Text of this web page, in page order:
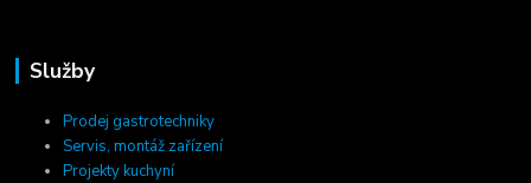
Služby
Prodej gastrotechniky
Servis, montáž zařízení
Projekty kuchyní